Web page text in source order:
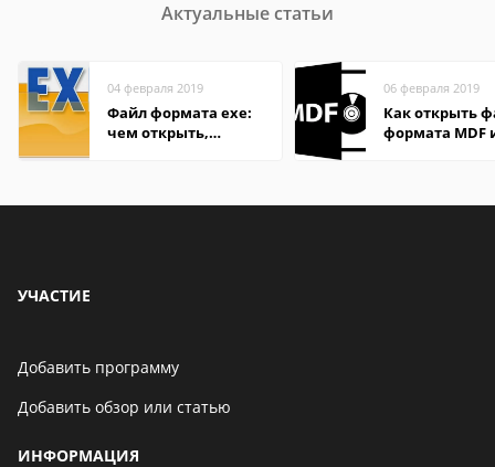
Актуальные статьи
04 февраля 2019
Файл формата exe:
чем открыть,
06 февраля 2019
Как открыть
формата MDF
УЧАСТИЕ
Добавить программу
Добавить обзор или статью
ИНФОРМАЦИЯ